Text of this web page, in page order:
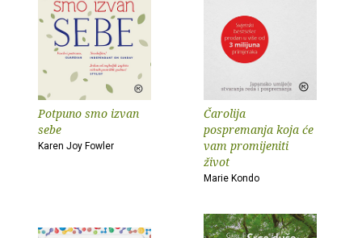
Potpuno smo izvan
sebe
Karen Joy Fowler
Čarolija
pospremanja koja će
vam promijeniti
život
Marie Kondo